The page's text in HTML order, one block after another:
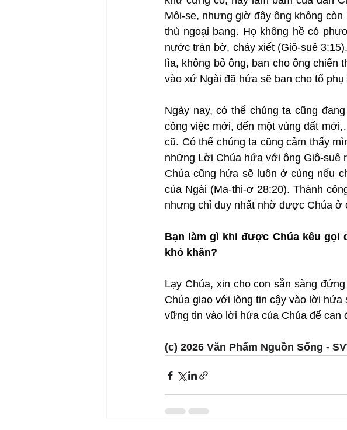
Môi-se, nhưng giờ đây ông không
thù ngoại bang. Họ không hề có
nước tràn bờ, chảy xiết (Giô-suê
lìa, không bỏ ông, ban cho ông
vào xứ Ngài đã hứa sẽ ban cho tổ phụ
Ngày nay, có thể chúng ta cũng
công việc mới, đến một vùng đất
cũ. Có thể chúng ta cũng cảm thấy
những Lời Chúa hứa với ông Giô-suê
Chúa cũng hứa sẽ luôn ở cùng nếu
của Ngài (Ma-thi-ơ 28:20). Thành
nhưng chỉ duy nhất nhờ được Chúa ở
Bạn làm gì khi được Chúa kêu gọi
khó khăn?
Lạy Chúa, xin cho con sẵn sàng
Chúa giao với lòng tin cậy vào lời
vững tin vào lời hứa của Chúa để can
(c) 2026 Văn Phẩm Nguồn Sống -